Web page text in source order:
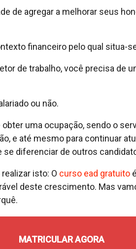
de agregar a melhorar seus
financeiro pelo qual situa-
de trabalho, você precisa de
ou não.
obter uma ocupação, sendo o
e até mesmo para continuar
se diferenciar de outros
isto: O curso ead gratuito
deste crescimento. Mas
MATRICULAR AGORA